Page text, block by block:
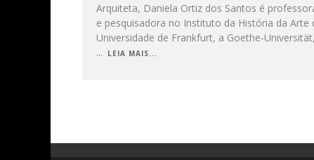
Arquiteta, Daniela Ortiz dos Santos é
e pesquisadora no Instituto da História da Arte
Universidade de Frankfurt, a Goethe-Universität,
...
LEIA MAIS...